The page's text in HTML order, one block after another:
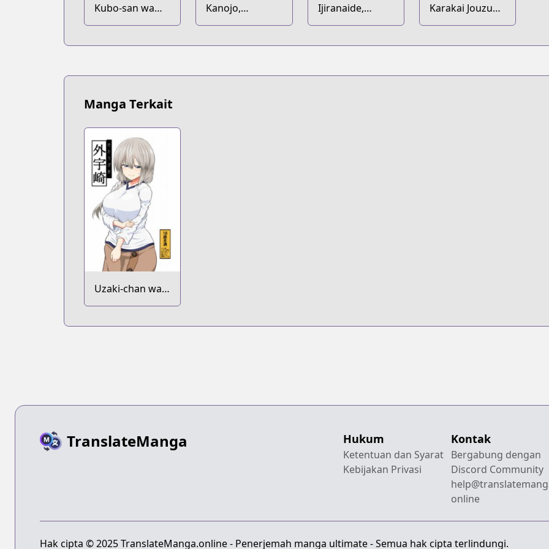
Kubo-san wa
Mob wo
Kanojo,
Okarishimasu
Ijiranaide,
Nagatoro-san
Karakai Jouzu
no Takagi-san
Manga Terkait
Uzaki-chan wa
Asobitai! dj -
TranslateManga Hukum
Ketentuan dan Syarat
Kebijakan Privasi
Kontak
Bergabung dengan
Discord Community
online
Hak cipta © 2025 TranslateManga.online - Penerjemah manga ultimate - Semua hak cipta terlindungi.